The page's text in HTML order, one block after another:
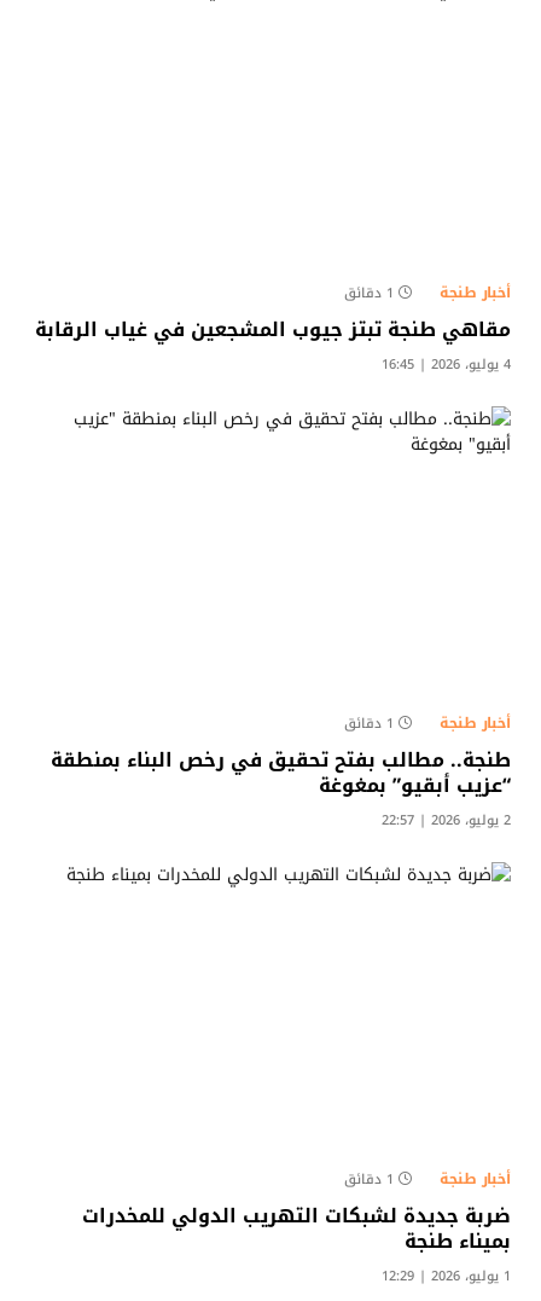
أخبار طنجة 1 دقائق
مقاهي طنجة تبتز جيوب المشجعين في غياب الرقابة
4 يوليو، 2026 | 16:45
أخبار طنجة 1 دقائق
طنجة.. مطالب بفتح تحقيق في رخص البناء بمنطقة
“عزيب أبقيو” بمغوغة
2 يوليو، 2026 | 22:57
أخبار طنجة 1 دقائق
ضربة جديدة لشبكات التهريب الدولي للمخدرات
بميناء طنجة
1 يوليو، 2026 | 12:29